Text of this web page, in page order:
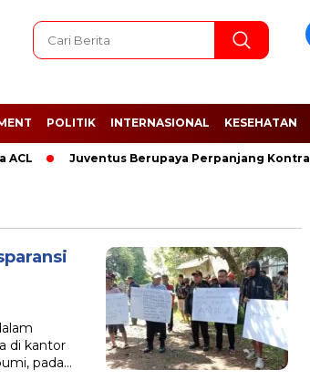
POLITIK INTERNASIONAL KESEHATAN
Juventus Berupaya Perpanjang
di kantor
pada…